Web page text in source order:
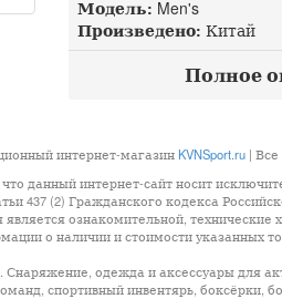
Модель: Men's
Произведено: Китай
Полное
интернет-магазин KVNSport.ru |
данный интернет-сайт носит
437 (2) Гражданского кодекса
ознакомительной, технические
о наличии и стоимости указанных
Снаряжение, одежда и аксессуары для
спортивный инвентярь, боксёрки,